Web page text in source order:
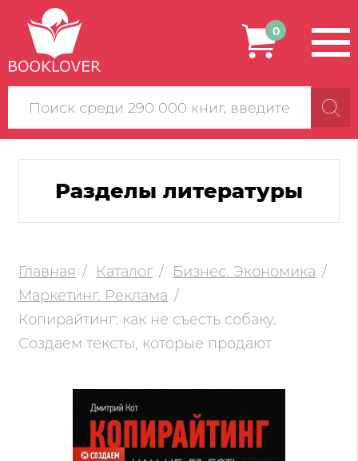
Поиск
по
сайту
0
Разделы литературы
Главная Каталог
Бизнес. Экономика
Маркетинг. Реклама
Копирайтинг: как не съесть собаку.
Создаем тексты, которые продают